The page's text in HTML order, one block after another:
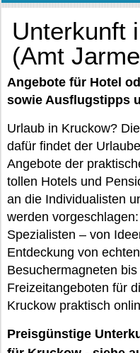
Unterkunft
(Amt
Angebote für Hotel
sowie Ausflugstipps
Urlaub in Kruckow?
dafür findet der
Angebote der
tollen Hotels und
an die Individualisten
werden
Spezialisten – von
Entdeckung von
Besuchermagneten
Freizeitangeboten für
Kruckow praktisch
Preisgünstige